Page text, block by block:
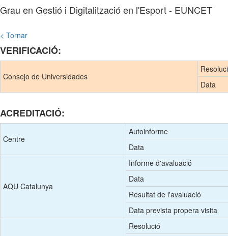
Grau en Gestió i Digitalització en l'Esport - EUNCET
< Tornar
VERIFICACIÓ:
Consejo de Universidades
Data
ACREDITACIÓ:
Centre
Autoinforme
Data
AQU Catalunya
Informe d'avaluació
Data
Resultat de l'avaluació
Data prevista propera visita
Resolució